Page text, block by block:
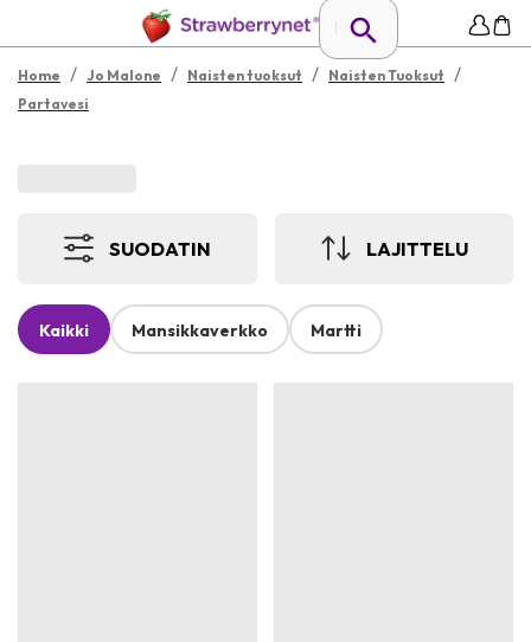
Home / Jo Malone / Naisten tuoksut / Naisten Tuoksut /
Partavesi
SUODATIN LAJITTELU
Kaikki Mansikkaverkko Martti